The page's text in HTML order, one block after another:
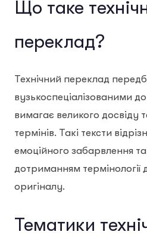
Що таке
переклад?
Технічний переклад
вузькоспеціалізованими
вимагає великого досвіду
термінів. Такі тексти
емоційного забарвлення
дотриманням термінології
оригіналу.
Тематики